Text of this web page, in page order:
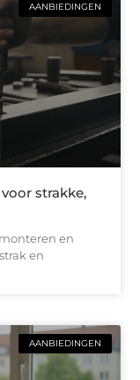
AANBIEDINGEN
strakke,
en
en
AANBIEDINGEN